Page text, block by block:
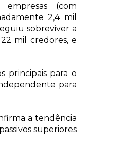
(com
2,4 mil
sobreviver a
mil credores, e
principais para o
para
a tendência
superiores